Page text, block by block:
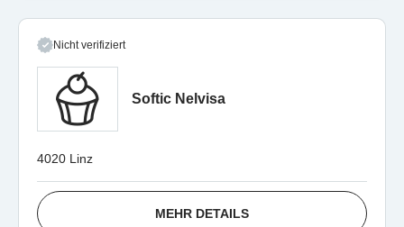
Nicht verifiziert
Softic Nelvisa
4020 Linz
MEHR DETAILS